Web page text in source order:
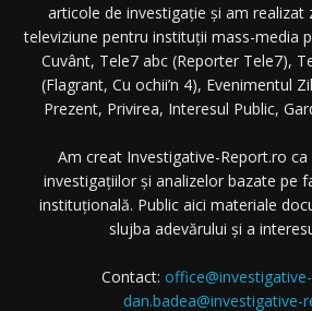
articole de investigație și am realizat
televiziune pentru instituții mass-media
Cuvânt, Tele7 abc (Reporter Tele7),
(Flagrant, Cu ochii’n 4), Evenimentul
Prezent, Privirea, Interesul Public,
Am creat Investigative-Report.ro
investigațiilor și analizelor bazate pe
instituțională. Public aici materiale
slujba adevărului și a
Contact:
dan.badea@investigative-